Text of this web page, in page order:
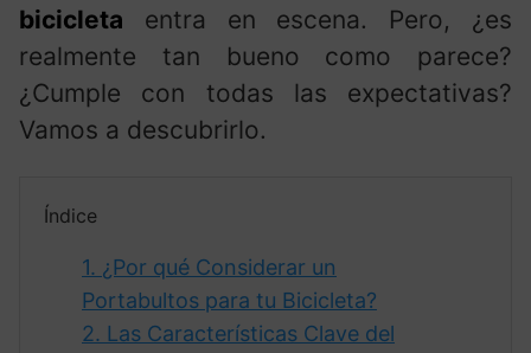
bicicleta entra en escena. Pero, ¿es
realmente tan bueno como parece?
¿Cumple con todas las expectativas?
Vamos a descubrirlo.
Índice
1. ¿Por qué Considerar un
Portabultos para tu Bicicleta?
2. Las Características Clave del